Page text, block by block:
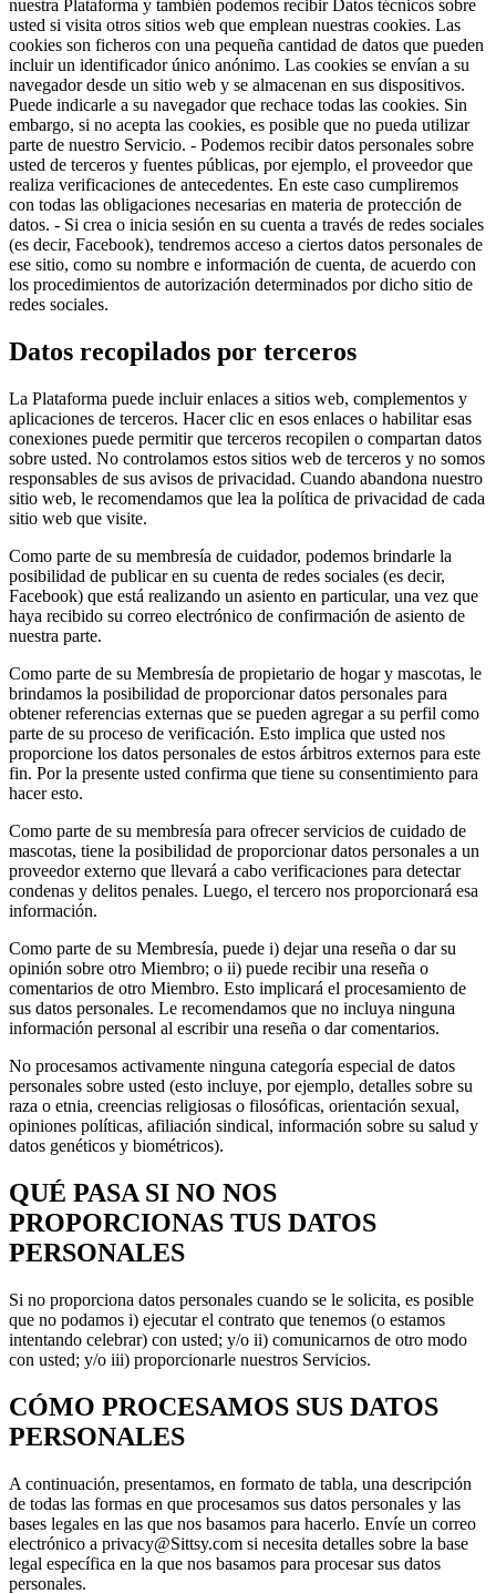
nuestra Plataforma y también podemos recibir Datos técnicos sobre
usted si visita otros sitios web que emplean nuestras cookies. Las
cookies son ficheros con una pequeña cantidad de datos que pueden
incluir un identificador único anónimo. Las cookies se envían a su
navegador desde un sitio web y se almacenan en sus dispositivos.
Puede indicarle a su navegador que rechace todas las cookies. Sin
embargo, si no acepta las cookies, es posible que no pueda utilizar
parte de nuestro Servicio. - Podemos recibir datos personales sobre
usted de terceros y fuentes públicas, por ejemplo, el proveedor que
realiza verificaciones de antecedentes. En este caso cumpliremos
con todas las obligaciones necesarias en materia de protección de
datos. - Si crea o inicia sesión en su cuenta a través de redes sociales
(es decir, Facebook), tendremos acceso a ciertos datos personales de
ese sitio, como su nombre e información de cuenta, de acuerdo con
los procedimientos de autorización determinados por dicho sitio de
redes sociales.
Datos recopilados por terceros
La Plataforma puede incluir enlaces a sitios web, complementos y
aplicaciones de terceros. Hacer clic en esos enlaces o habilitar esas
conexiones puede permitir que terceros recopilen o compartan datos
sobre usted. No controlamos estos sitios web de terceros y no somos
responsables de sus avisos de privacidad. Cuando abandona nuestro
sitio web, le recomendamos que lea la política de privacidad de cada
sitio web que visite.
Como parte de su membresía de cuidador, podemos brindarle la
posibilidad de publicar en su cuenta de redes sociales (es decir,
Facebook) que está realizando un asiento en particular, una vez que
haya recibido su correo electrónico de confirmación de asiento de
nuestra parte.
Como parte de su Membresía de propietario de hogar y mascotas, le
brindamos la posibilidad de proporcionar datos personales para
obtener referencias externas que se pueden agregar a su perfil como
parte de su proceso de verificación. Esto implica que usted nos
proporcione los datos personales de estos árbitros externos para este
fin. Por la presente usted confirma que tiene su consentimiento para
hacer esto.
Como parte de su membresía para ofrecer servicios de cuidado de
mascotas, tiene la posibilidad de proporcionar datos personales a un
proveedor externo que llevará a cabo verificaciones para detectar
condenas y delitos penales. Luego, el tercero nos proporcionará esa
información.
Como parte de su Membresía, puede i) dejar una reseña o dar su
opinión sobre otro Miembro; o ii) puede recibir una reseña o
comentarios de otro Miembro. Esto implicará el procesamiento de
sus datos personales. Le recomendamos que no incluya ninguna
información personal al escribir una reseña o dar comentarios.
No procesamos activamente ninguna categoría especial de datos
personales sobre usted (esto incluye, por ejemplo, detalles sobre su
raza o etnia, creencias religiosas o filosóficas, orientación sexual,
opiniones políticas, afiliación sindical, información sobre su salud y
datos genéticos y biométricos).
QUÉ PASA SI NO NOS
PROPORCIONAS TUS DATOS
PERSONALES
Si no proporciona datos personales cuando se le solicita, es posible
que no podamos i) ejecutar el contrato que tenemos (o estamos
intentando celebrar) con usted; y/o ii) comunicarnos de otro modo
con usted; y/o iii) proporcionarle nuestros Servicios.
CÓMO PROCESAMOS SUS DATOS
PERSONALES
A continuación, presentamos, en formato de tabla, una descripción
de todas las formas en que procesamos sus datos personales y las
bases legales en las que nos basamos para hacerlo. Envíe un correo
electrónico a privacy@Sittsy.com si necesita detalles sobre la base
legal específica en la que nos basamos para procesar sus datos
personales.